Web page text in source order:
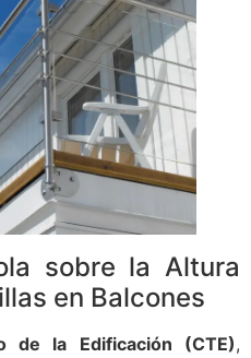
sobre la Altura
en Balcones
de la Edificación (CTE),